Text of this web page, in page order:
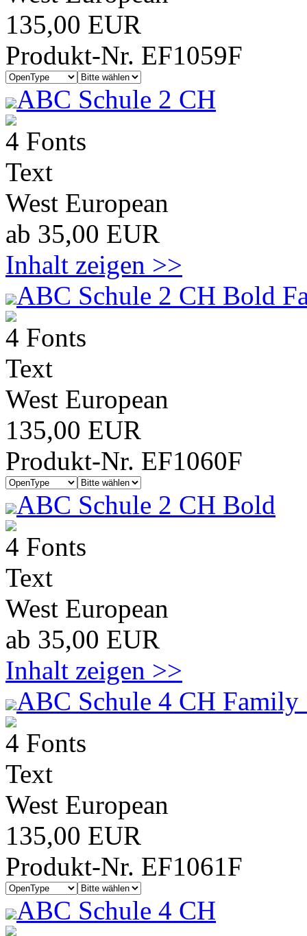
135,00 EUR
Produkt-Nr. EF1059F
ABC Schule 2 CH
4 Fonts
Text
West European
ab 35,00 EUR
Inhalt zeigen >>
ABC Schule 2 CH Bold
4 Fonts
Text
West European
135,00 EUR
Produkt-Nr. EF1060F
ABC Schule 2 CH Bold
4 Fonts
Text
West European
ab 35,00 EUR
Inhalt zeigen >>
ABC Schule 4 CH Family
4 Fonts
Text
West European
135,00 EUR
Produkt-Nr. EF1061F
ABC Schule 4 CH